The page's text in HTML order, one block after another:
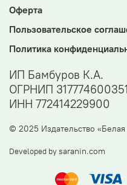
Оферта
Пользовательское
Политика
ИП Бамбуров К.А.
ОГРНИП
ИНН 772414229900
© 2025 Издательство
Developed by saranin.com